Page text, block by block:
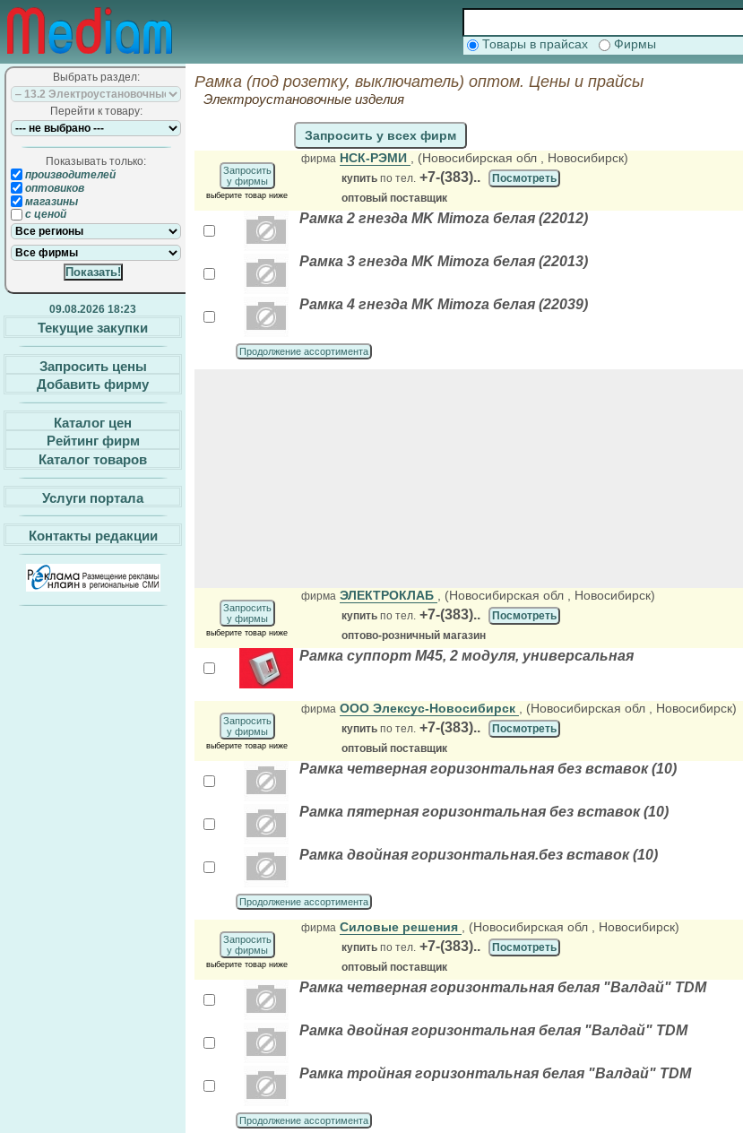
Товары в прайсах Фирмы
Выбрать раздел:
Перейти к товару:
Показывать только:
производителей
оптовиков
магазины
с ценой
09.08.2026 18:23
Текущие закупки
Запросить цены
Добавить фирму
Каталог цен
Рейтинг фирм
Каталог товаров
Услуги портала
Контакты редакции
Рамка (под розетку, выключатель) оптом. Цены и прайсы
Электроустановочные изделия
Запросить у всех фирм
Запросить
у фирмы
выберите товар ниже
фирма НСК-РЭМИ , (Новосибирская обл , Новосибирск)
купить по тел. +7-(383)..
Посмотреть
оптовый поставщик
Рамка 2 гнезда MK Mimoza белая (22012)
Рамка 3 гнезда MK Mimoza белая (22013)
Рамка 4 гнезда MK Mimoza белая (22039)
Продолжение ассортимента
Запросить
у фирмы
выберите товар ниже
фирма ЭЛЕКТРОКЛАБ , (Новосибирская обл , Новосибирск)
купить по тел. +7-(383)..
Посмотреть
оптово-розничный магазин
Рамка суппорт М45, 2 модуля, универсальная
Запросить
у фирмы
выберите товар ниже
фирма ООО Элексус-Новосибирск , (Новосибирская обл , Новосибирск)
купить по тел. +7-(383)..
Посмотреть
оптовый поставщик
Рамка четверная горизонтальная без вставок (10)
Рамка пятерная горизонтальная без вставок (10)
Рамка двойная горизонтальная.без вставок (10)
Продолжение ассортимента
Запросить
у фирмы
выберите товар ниже
фирма Силовые решения , (Новосибирская обл , Новосибирск)
купить по тел. +7-(383)..
Посмотреть
оптовый поставщик
Рамка четверная горизонтальная белая "Валдай" TDM
Рамка двойная горизонтальная белая "Валдай" TDM
Рамка тройная горизонтальная белая "Валдай" TDM
Продолжение ассортимента